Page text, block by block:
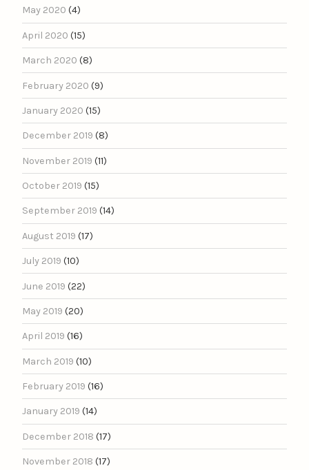
May 2020 (4)
April 2020 (15)
March 2020 (8)
February 2020 (9)
January 2020 (15)
December 2019 (8)
November 2019 (11)
October 2019 (15)
September 2019 (14)
August 2019 (17)
July 2019 (10)
June 2019 (22)
May 2019 (20)
April 2019 (16)
March 2019 (10)
February 2019 (16)
January 2019 (14)
December 2018 (17)
November 2018 (17)